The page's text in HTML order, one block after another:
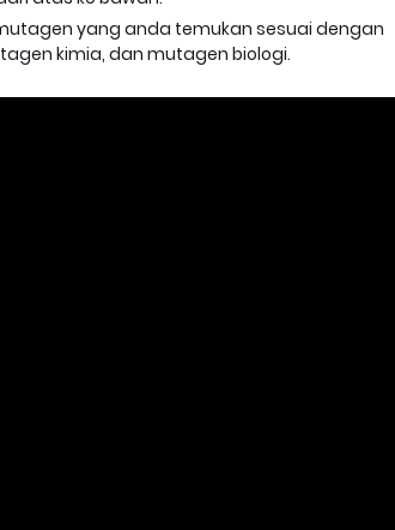
yang anda temukan sesuai dengan
kimia, dan mutagen biologi.